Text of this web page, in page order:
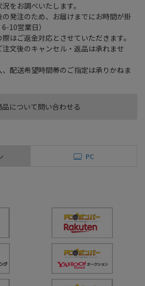
品について問い合わせる
をお調べいたします。
発注のため、お届けまでにお時間が掛
10営業日）
はご返金対応とさせていただきます。
文後のキャンセル・返品は承れませ
配送希望時間帯のご指定は承りかねま
PC